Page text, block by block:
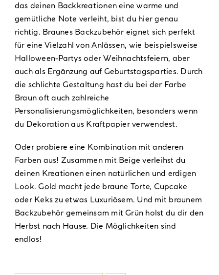
Sale %
das deinen Backkreationen eine warme und
gemütliche Note verleiht, bist du hier genau
richtig. Braunes Backzubehör eignet sich perfekt
für eine Vielzahl von Anlässen, wie beispielsweise
Halloween-Partys oderWeihnachtsfeiern, aber
auch als Ergänzung auf Geburtstagsparties. Durch
die schlichte Gestaltung hast du bei der Farbe
Braun oft auch zahlreiche
Personalisierungsmöglichkeiten, besonders wenn
du Dekoration aus Kraftpapier verwendest.
Oder probiere eine Kombination mit anderen
Farben aus! Zusammen mit Beige verleihst du
deinen Kreationen einen natürlichen und erdigen
Look. Gold macht jede braune Torte, Cupcake
oder Keks zu etwas Luxuriösem. Und mit braunem
Backzubehör gemeinsam mit Grün holst du dir den
Herbst nach Hause. Die Möglichkeiten sind
endlos!